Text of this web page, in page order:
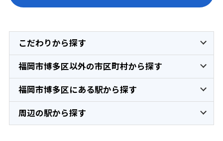
こだわりから探す
福岡市博多区以外の市区町村から探す
福岡市博多区にある駅から探す
周辺の駅から探す